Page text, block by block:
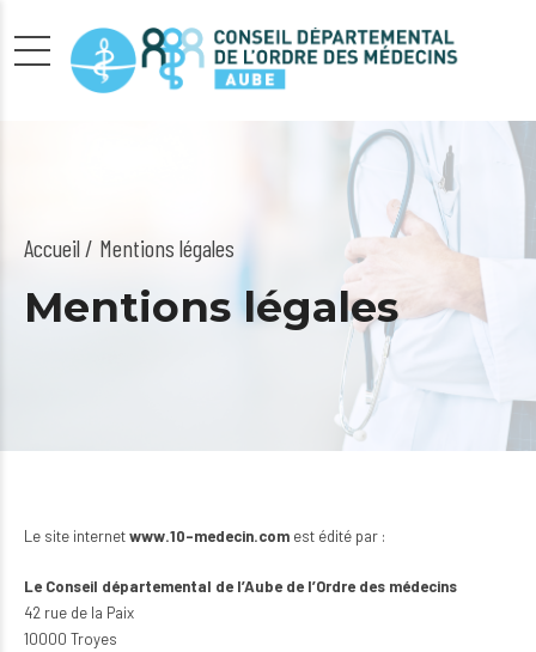
Accueil Mentions légales
Mentions légales
Le site internetwww.10-medecin.com est édité par :
Le Conseil départemental de l’Aube de l’Ordre des médecins
42 rue de la Paix
10000 Troyes